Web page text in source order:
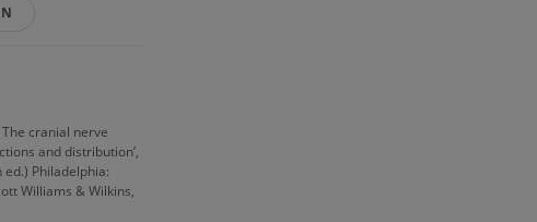
The cranial nerve
and distribution’,
ed.) Philadelphia:
Williams & Wilkins,